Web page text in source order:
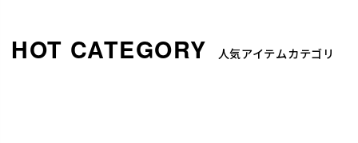
人気アイテムカテゴリ